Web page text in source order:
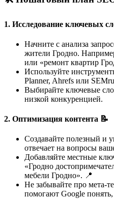
1. Исследование ключевых
Начните с анализа
жители Гродно.
или «ремонт квартир
Используйте
Planner, Ahrefs или
Выбирайте ключевые
низкой конкуренцией.
2. Оптимизация контента 📝
Создавайте полезный и
отвечает на вопросы
Добавляйте местные
«Гродно
мебели Гродно». 📍
Не забывайте про мета-
помогают Google